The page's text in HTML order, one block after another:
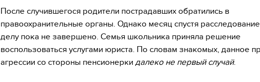
После случившегося родители пострадавших обратились в
правоохранительные органы. Однако месяц спустя
делу пока не завершено. Семья школьника приняла решение
воспользоваться услугами юриста. По словам знакомых, данное
агрессии со стороны пенсионерки далеко не первый случай.